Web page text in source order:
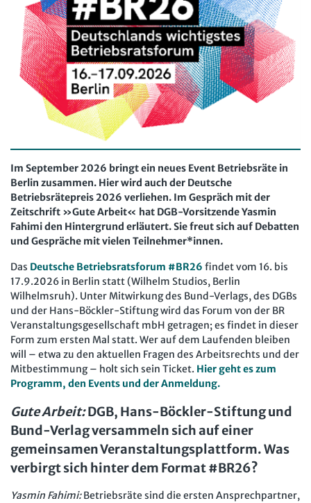
Computer und Arbeit
Gute Arbeit
Betriebsrat und Mitbestimmung
Arbeitsschutz und Mitbestimmung
Schwerbehindertenrecht und Inklusion
Mitbestimmung
Soziales Recht
Digitales Arbeits- und Sozialrecht
Soziale Sicherheit
Beschäftigtendatenschutz online
Personalratswissen online
Schwerbehindertenrecht online
Arbeitszeit online
KI-Praxis Arbeitsrecht online
JAV-Praxis online
Newsletter
Bund SHOP
Abo
mein Bund-Online
Interne Meldestelle
Datenschutz
AGB Impressum
Kontakt
Erklärung zur Barrierefreiheit
Widerruf
Widerrufsrecht
Verlag
Karriere Buchhandel
Im September 2026 bringt ein neues Event Betriebsräte in
Berlin zusammen. Hier wird auch der Deutsche
Betriebsrätepreis 2026 verliehen. Im Gespräch mit der
Zeitschrift »Gute Arbeit« hat DGB-Vorsitzende Yasmin
Fahimi den Hintergrund erläutert. Sie freut sich auf Debatten
und Gespräche mit vielen Teilnehmer*innen.
Das Deutsche Betriebsratsforum #BR26 findet vom 16. bis
17.9.2026 in Berlin statt (Wilhelm Studios, Berlin
Wilhelmsruh). Unter Mitwirkung des Bund-Verlags, des DGBs
und der Hans-Böckler-Stiftung wird das Forum von der BR
Veranstaltungsgesellschaft mbH getragen; es findet in dieser
Form zum ersten Mal statt. Wer auf dem Laufenden bleiben
will – etwa zu den aktuellen Fragen des Arbeitsrechts und der
Mitbestimmung – holt sich sein Ticket. Hier geht es zum
Programm, den Events und der Anmeldung.
Gute Arbeit:DGB, Hans-Böckler-Stiftung und
Bund-Verlag versammeln sich auf einer
gemeinsamen Veranstaltungsplattform. Was
verbirgt sich hinter dem Format #BR26?
Yasmin Fahimi:Betriebsräte sind die ersten Ansprechpartner,